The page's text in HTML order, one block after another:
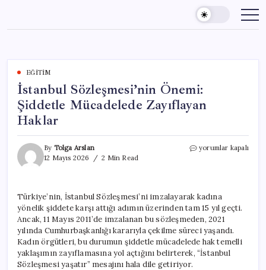
content
EĞITIM
İstanbul Sözleşmesi’nin Önemi:
Şiddetle Mücadelede Zayıflayan
Haklar
By Tolga Arslan
12 Mayıs 2026
2 Min Read
İstanbul
Zayıflayan
Haklar
için
yorumlar kapalı
Türkiye’nin, İstanbul Sözleşmesi’ni imzalayarak kadına
yönelik şiddete karşı attığı adımın üzerinden tam 15 yıl geçti.
Ancak, 11 Mayıs 2011’de imzalanan bu sözleşmeden, 2021
yılında Cumhurbaşkanlığı kararıyla çekilme süreci yaşandı.
Kadın örgütleri, bu durumun şiddetle mücadelede hak temelli
yaklaşımın zayıflamasına yol açtığını belirterek, “İstanbul
Sözleşmesi yaşatır” mesajını hala dile getiriyor.